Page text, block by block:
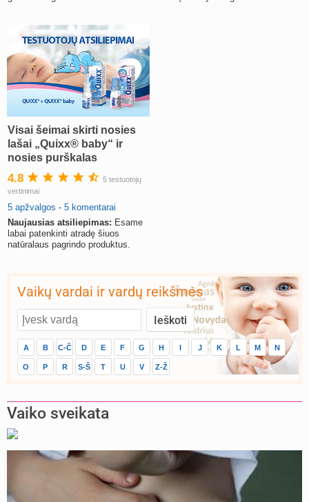
Visai šeimai skirti nosies
lašai „Quixx® baby“ ir
nosies purškalas
„Quixx®“
4.8
5 testuotojų
vertinimai
5 apžvalgos - 5 komentarai
Naujausias atsiliepimas: Esame
labai patenkinti atradę šiuos
natūralaus pagrindo produktus.
Vaikų vardai ir vardų reikšmės
A B C-Č D E F G H I J K L M N
O P R S-Š T U V Z-Ž
Vaiko sveikata